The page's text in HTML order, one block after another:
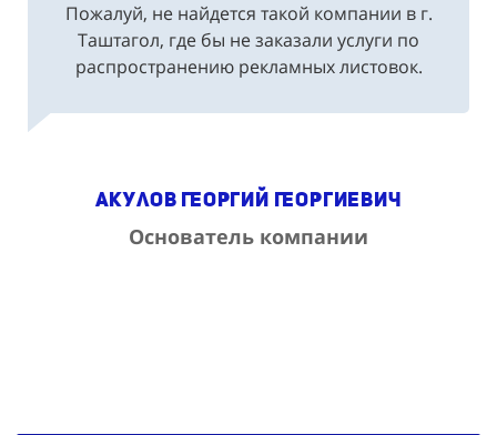
Пожалуй, не найдется такой компании в г.
Таштагол, где бы не заказали услуги по
распространению рекламных листовок.
Акулов Георгий Георгиевич
Основатель компании